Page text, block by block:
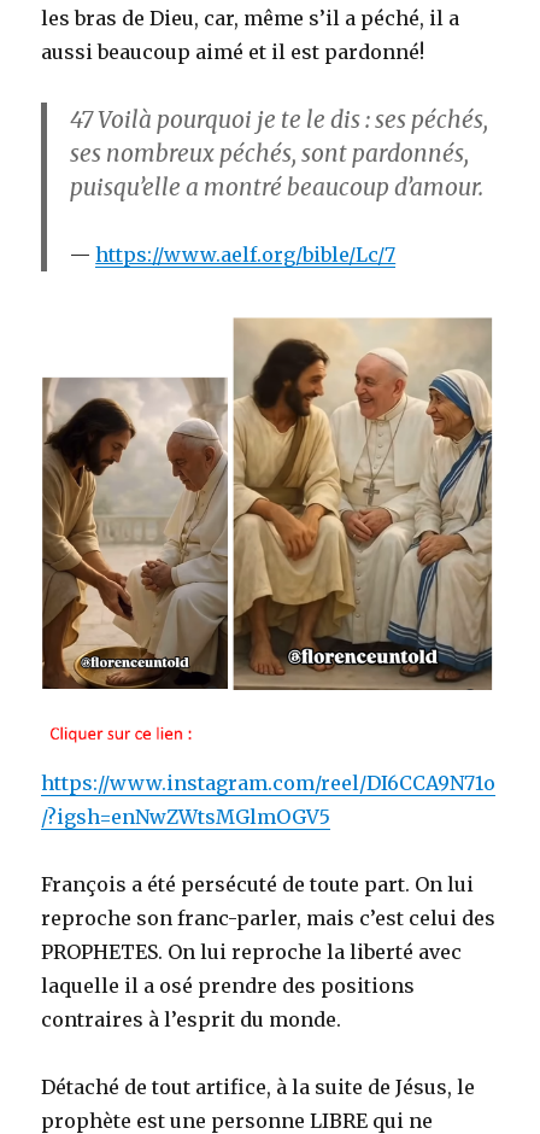
les bras de Dieu, car, même s’il a péché, il a
aussi beaucoup aimé et il est pardonné!
47Voilà pourquoi je te le dis : ses péchés,
ses nombreux péchés, sont pardonnés,
puisqu’elle a montré beaucoup d’amour.
https://www.aelf.org/bible/Lc/7
https://www.instagram.com/reel/DI6CCA9N71o
/?igsh=enNwZWtsMGlmOGV5
François a été persécuté de toute part. On lui
reproche son franc-parler, mais c’est celui des
PROPHETES. On lui reproche la liberté avec
laquelle il a osé prendre des positions
contraires à l’esprit du monde.
Détaché de tout artifice, à la suite de Jésus, le
prophète est une personne LIBRE qui ne